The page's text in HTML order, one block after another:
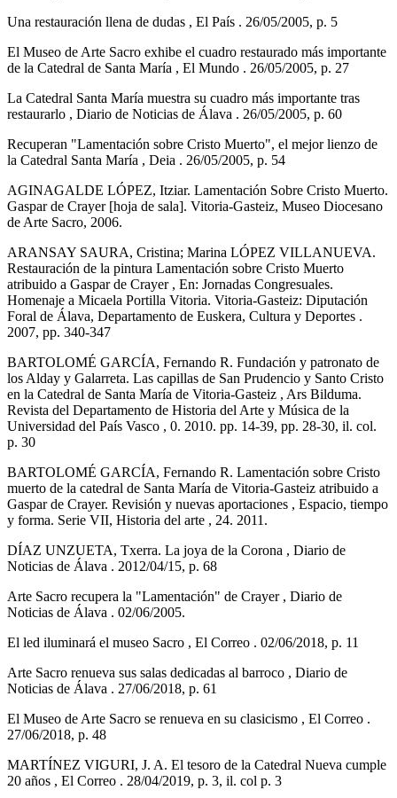
Una restauración llena de dudas , El País . 26/05/2005, p. 5
El Museo de Arte Sacro exhibe el cuadro restaurado más importante
de la Catedral de Santa María , El Mundo . 26/05/2005, p. 27
La Catedral Santa María muestra su cuadro más importante tras
restaurarlo , Diario de Noticias de Álava . 26/05/2005, p. 60
Recuperan "Lamentación sobre Cristo Muerto", el mejor lienzo de
la Catedral Santa María , Deia . 26/05/2005, p. 54
AGINAGALDE LÓPEZ, Itziar. Lamentación Sobre Cristo Muerto.
Gaspar de Crayer [hoja de sala]. Vitoria-Gasteiz, Museo Diocesano
de Arte Sacro, 2006.
ARANSAY SAURA, Cristina; Marina LÓPEZ VILLANUEVA.
Restauración de la pintura Lamentación sobre Cristo Muerto
atribuido a Gaspar de Crayer , En: Jornadas Congresuales.
Homenaje a Micaela Portilla Vitoria. Vitoria-Gasteiz: Diputación
Foral de Álava, Departamento de Euskera, Cultura y Deportes .
2007, pp. 340-347
BARTOLOMÉ GARCÍA, Fernando R. Fundación y patronato de
los Alday y Galarreta. Las capillas de San Prudencio y Santo Cristo
en la Catedral de Santa María de Vitoria-Gasteiz , Ars Bilduma.
Revista del Departamento de Historia del Arte y Música de la
Universidad del País Vasco , 0. 2010. pp. 14-39, pp. 28-30, il. col.
p. 30
BARTOLOMÉ GARCÍA, Fernando R. Lamentación sobre Cristo
muerto de la catedral de Santa María de Vitoria-Gasteiz atribuido a
Gaspar de Crayer. Revisión y nuevas aportaciones , Espacio, tiempo
y forma. Serie VII, Historia del arte , 24. 2011.
DÍAZ UNZUETA, Txerra. La joya de la Corona , Diario de
Noticias de Álava . 2012/04/15, p. 68
Arte Sacro recupera la "Lamentación" de Crayer , Diario de
Noticias de Álava . 02/06/2005.
El led iluminará el museo Sacro , El Correo . 02/06/2018, p. 11
Arte Sacro renueva sus salas dedicadas al barroco , Diario de
Noticias de Álava . 27/06/2018, p. 61
El Museo de Arte Sacro se renueva en su clasicismo , El Correo .
27/06/2018, p. 48
MARTÍNEZ VIGURI, J. A. El tesoro de la Catedral Nueva cumple
20 años , El Correo . 28/04/2019, p. 3, il. col p. 3